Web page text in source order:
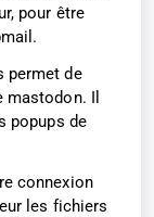
pour être
permet de
Il
popups de
connexion
les fichiers